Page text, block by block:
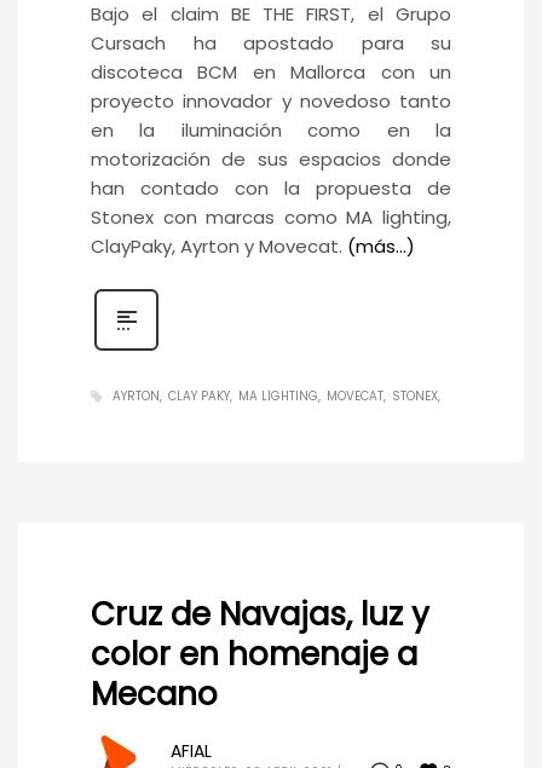
Bajo el claim BE THE FIRST, el Grupo
Cursach ha apostado para su
discoteca BCM en Mallorca con un
proyecto innovador y novedoso tanto
en la iluminación como en la
motorización de sus espacios donde
han contado con la propuesta de
Stonex con marcas como MA lighting,
ClayPaky, Ayrton y Movecat. (más…)
AYRTON CLAY PAKY MA LIGHTING MOVECAT STONEX
Cruz de Navajas, luz y
color en homenaje a
Mecano
AFIAL